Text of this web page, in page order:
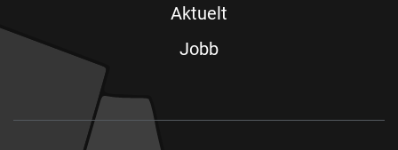
Aktuelt
Jobb